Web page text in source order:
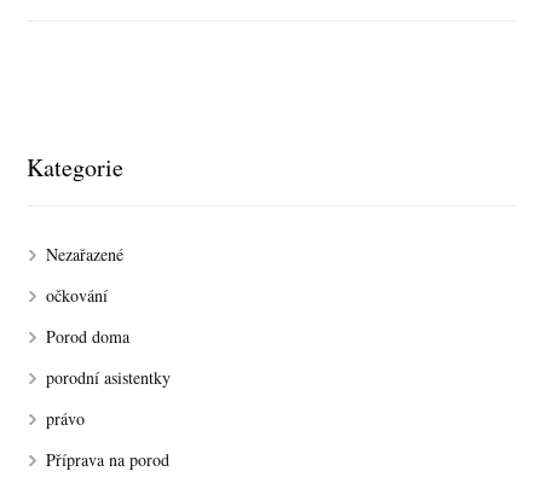
Kategorie
Nezařazené
očkování
Porod doma
porodní asistentky
právo
Příprava na porod